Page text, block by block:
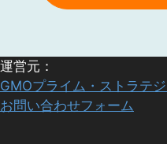
運営元：
GMOプライム・ストラテ
お問い合わせフォーム